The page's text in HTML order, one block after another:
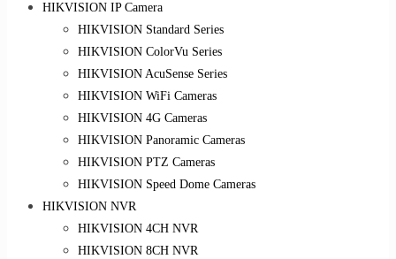
HIKVISION IP Camera
HIKVISION Standard Series
HIKVISION ColorVu Series
HIKVISION AcuSense Series
HIKVISION WiFi Cameras
HIKVISION 4G Cameras
HIKVISION Panoramic Cameras
HIKVISION PTZ Cameras
HIKVISION Speed Dome Cameras
HIKVISION NVR
HIKVISION 4CH NVR
HIKVISION 8CH NVR